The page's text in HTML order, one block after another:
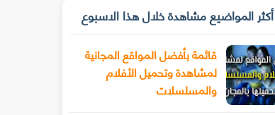
أكثر المواضيع مشاهدة خلال هذا الاسبوع
قائمة بأفضل المواقع المجانية
لمشاهدة وتحميل الأفلام
والمسلسلات